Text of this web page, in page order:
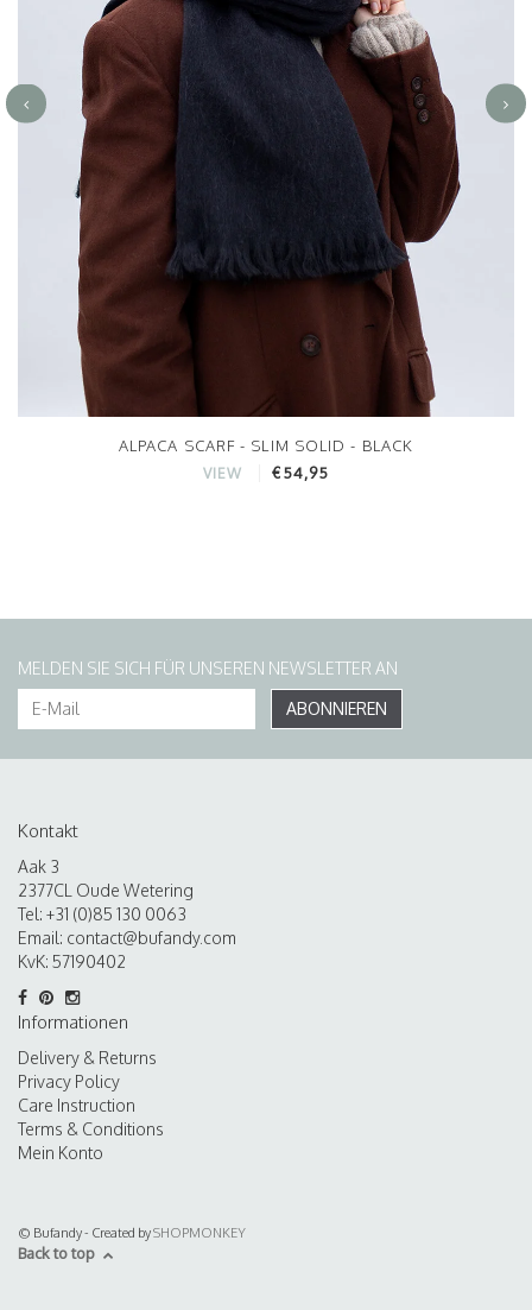
ALPACA SCARF - SLIM SOLID - BLACK
VIEW €54,95
MELDEN SIE SICH FÜR UNSEREN NEWSLETTER AN
ABONNIEREN
Kontakt
Aak 3
2377CL Oude Wetering
Tel: +31 (0)85 130 0063
Email: contact@bufandy.com
KvK: 57190402
Informationen
Delivery & Returns
Privacy Policy
Care Instruction
Terms & Conditions
Mein Konto
© Bufandy - Created bySHOPMONKEY
Back to top